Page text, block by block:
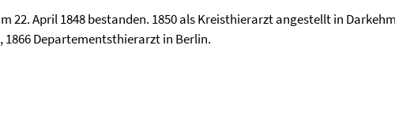
22. April 1848 bestanden. 1850 als Kreisthierarzt angestellt in
1866 Departementsthierarzt in Berlin.